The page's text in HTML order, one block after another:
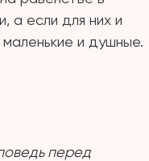
а если для них и
и душные.
перед